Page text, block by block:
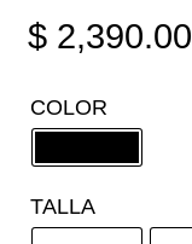
$2,390.00
COLOR
TALLA